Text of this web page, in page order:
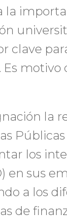
la
clave
Es motivo
la
los
en sus
a los
de